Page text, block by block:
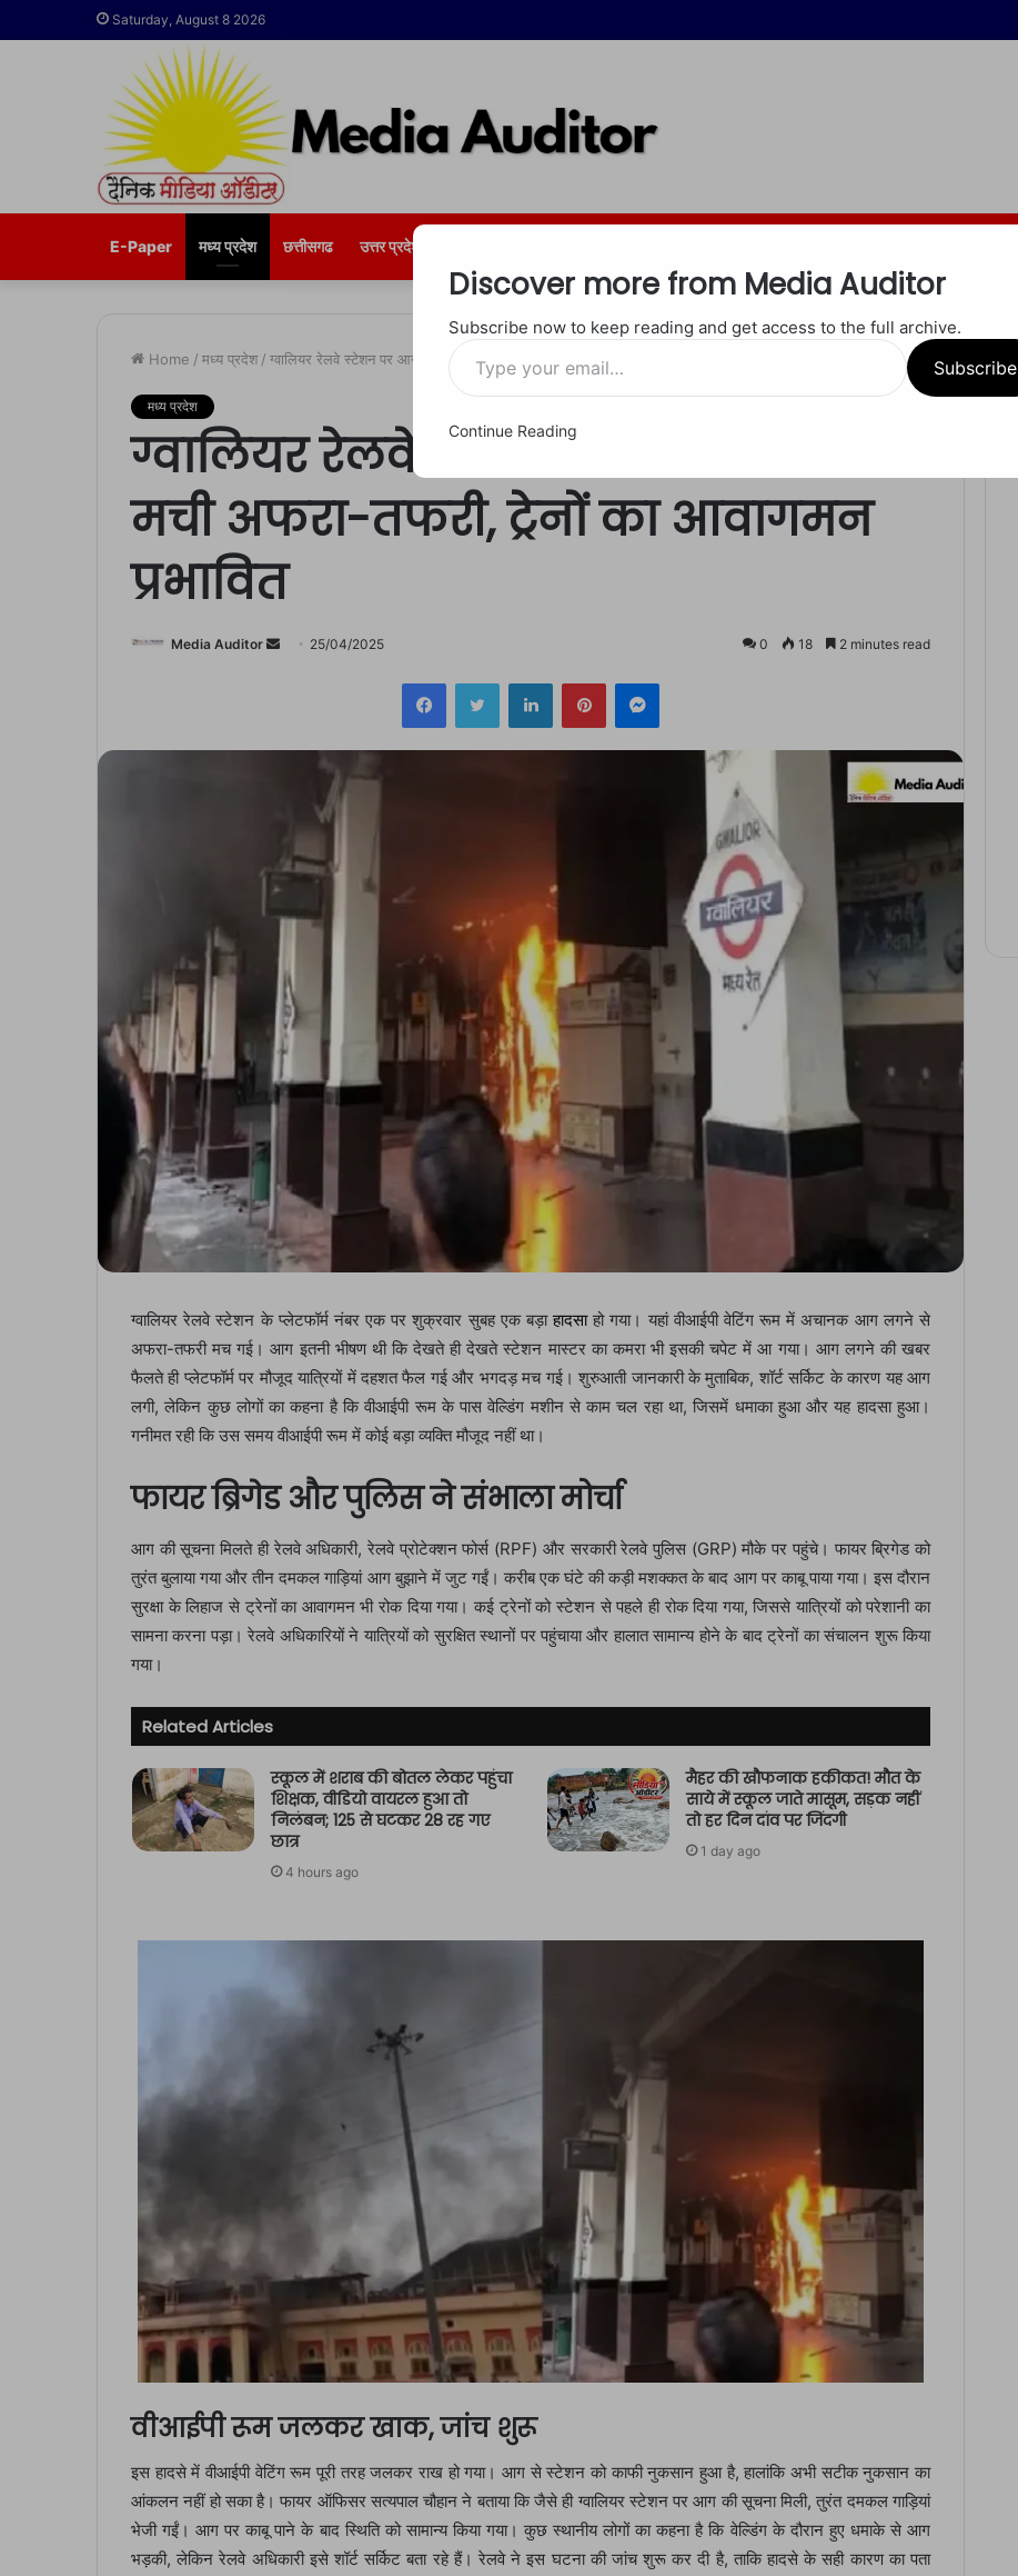
Saturday, August 8 2026
E-Paper मध्य प्रदेश छत्तीसगढ उत्तर प्रदेश
Home / मध्य प्रदेश / ग्वालियर रेलवे स्टेशन पर आग लगने से मची अफरा-तफरी, ट्रेनों का आवागमन प्रभावित
मध्य प्रदेश
ग्वालियर रेलवे स्टेशन पर आग लगने से
मची अफरा-तफरी, ट्रेनों का आवागमन
प्रभावित
Media Auditor
Send 25/04/2025 0 18 2 minutes read
FacebookTwitter LinkedInPinterestMessenger
ग्वालियर रेलवे स्टेशन के प्लेटफॉर्म नंबर एक पर शुक्रवार सुबह एक बड़ाहादसाहो गया। यहां वीआईपी वेटिंग रूम में अचानक आग लगने से
अफरा-तफरी मच गई। आग इतनी भीषण थी कि देखते ही देखते स्टेशन मास्टर का कमरा भी इसकी चपेट में आ गया। आग लगने की खबर
फैलते ही प्लेटफॉर्म पर मौजूद यात्रियों में दहशत फैल गई और भगदड़ मच गई। शुरुआती जानकारी के मुताबिक, शॉर्ट सर्किट के कारण यह आग
लगी, लेकिन कुछ लोगों का कहना है कि वीआईपी रूम के पास वेल्डिंग मशीन से काम चल रहा था, जिसमें धमाका हुआ और यह हादसा हुआ।
गनीमत रही कि उस समय वीआईपी रूम में कोई बड़ा व्यक्ति मौजूद नहीं था।
फायर ब्रिगेड और पुलिस ने संभाला मोर्चा
आग की सूचना मिलते ही रेलवे अधिकारी, रेलवे प्रोटेक्शन फोर्स (RPF) और सरकारी रेलवे पुलिस (GRP) मौके पर पहुंचे। फायर ब्रिगेड को
तुरंत बुलाया गया और तीन दमकल गाड़ियां आग बुझाने में जुट गईं। करीब एक घंटे की कड़ी मशक्कत के बाद आग पर काबू पाया गया। इस दौरान
सुरक्षा के लिहाज से ट्रेनों का आवागमन भी रोक दिया गया। कई ट्रेनों को स्टेशन से पहले ही रोक दिया गया, जिससे यात्रियों को परेशानी का
सामना करना पड़ा। रेलवे अधिकारियों ने यात्रियों को सुरक्षित स्थानों पर पहुंचाया और हालात सामान्य होने के बाद ट्रेनों का संचालन शुरू किया
गया।
Related Articles
स्कूल में शराब की बोतल लेकर पहुंचा
शिक्षक, वीडियो वायरल हुआ तो
निलंबन; 125 से घटकर 28 रह गए
छात्र
4 hours ago
मैहर की खौफनाक हकीकत! मौत के
साये में स्कूल जाते मासूम, सड़क नहीं
तो हर दिन दांव पर जिंदगी
1 day ago
वीआईपी रूम जलकर खाक, जांच शुरू
इस हादसे में वीआईपी वेटिंग रूम पूरी तरह जलकर राख हो गया। आग से स्टेशन को काफी नुकसान हुआ है, हालांकि अभी सटीक नुकसान का
आंकलन नहीं हो सका है। फायर ऑफिसर सत्यपाल चौहान ने बताया कि जैसे ही ग्वालियर स्टेशन पर आग की सूचना मिली, तुरंत दमकल गाड़ियां
भेजी गईं। आग पर काबू पाने के बाद स्थिति को सामान्य किया गया। कुछ स्थानीय लोगों का कहना है कि वेल्डिंग के दौरान हुए धमाके से आग
भड़की, लेकिन रेलवे अधिकारी इसे शॉर्ट सर्किट बता रहे हैं। रेलवे ने इस घटना की जांच शुरू कर दी है, ताकि हादसे के सही कारण का पता
Discover more from Media Auditor
Subscribe now to keep reading and get access to the full archive.
Type
your
email…
Subscribe
Continue Reading